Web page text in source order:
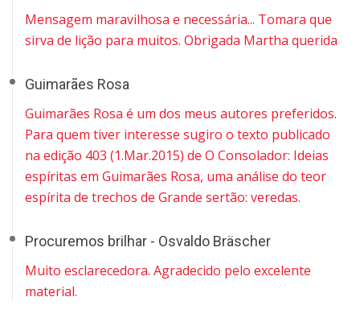
Mensagem maravilhosa e necessária... Tomara que
sirva de lição para muitos. Obrigada Martha querida
Guimarães Rosa
Guimarães Rosa é um dos meus autores preferidos.
Para quem tiver interesse sugiro o texto publicado
na edição 403 (1.Mar.2015) de O Consolador: Ideias
espíritas em Guimarães Rosa, uma análise do teor
espírita de trechos de Grande sertão: veredas.
Procuremos brilhar - Osvaldo Bräscher
Muito esclarecedora. Agradecido pelo excelente
material.